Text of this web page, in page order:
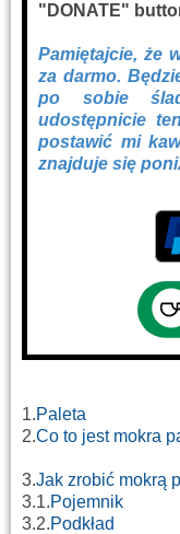
"DONATE"
Pamiętajcie, że
za darmo.
po sobie
udostępnicie
postawić mi
znajduje się
1.Paleta
2.Co to jest mokra
3.Jak zrobić mokrą
3.1.Pojemnik
3.2.Podkład